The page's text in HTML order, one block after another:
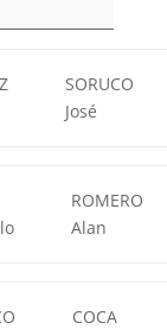
SORUCO
José
ROMERO
Alan
COCA